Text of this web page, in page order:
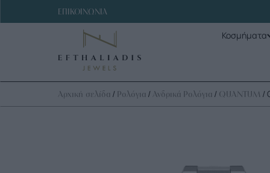
ΕΠΙΚΟΙΝΩΝΙΑ
Κοσμήματα
Αρχική σελίδα / Ρολόγια / Ανδρικά Ρολόγια / QUANTUM /